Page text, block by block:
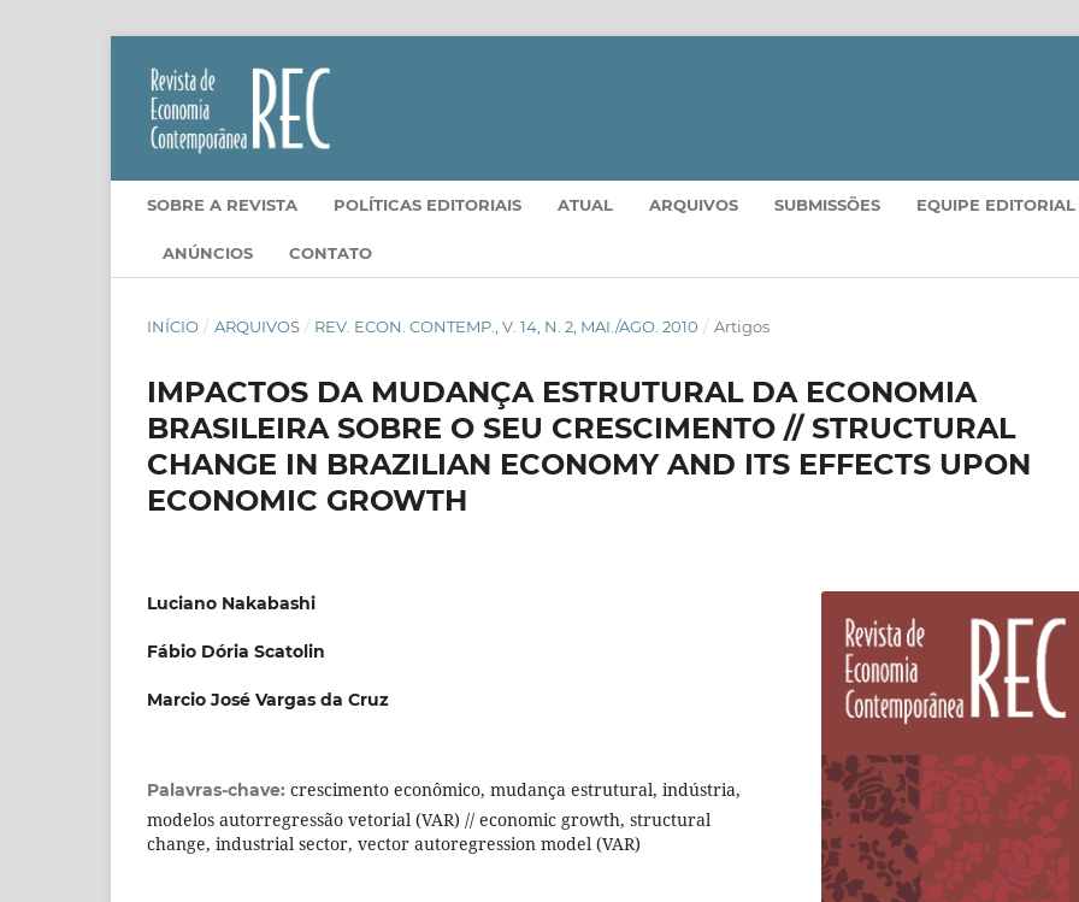
SOBRE A REVISTA POLÍTICAS EDITORIAIS ATUAL ARQUIVOS SUBMISSÕES EQUIPE EDITORIAL
ANÚNCIOS CONTATO
INÍCIO / ARQUIVOS / REV. ECON. CONTEMP., V. 14, N. 2, MAI./AGO. 2010 / Artigos
IMPACTOS DA MUDANÇA ESTRUTURAL DA ECONOMIA
BRASILEIRA SOBRE O SEU CRESCIMENTO // STRUCTURAL
CHANGE IN BRAZILIAN ECONOMY AND ITS EFFECTS UPON
ECONOMIC GROWTH
Luciano Nakabashi
Fábio Dória Scatolin
Marcio José Vargas da Cruz
Palavras-chave: crescimento econômico, mudança estrutural, indústria,
modelos autorregressão vetorial (VAR) // economic growth, structural
change, industrial sector, vector autoregression model (VAR)